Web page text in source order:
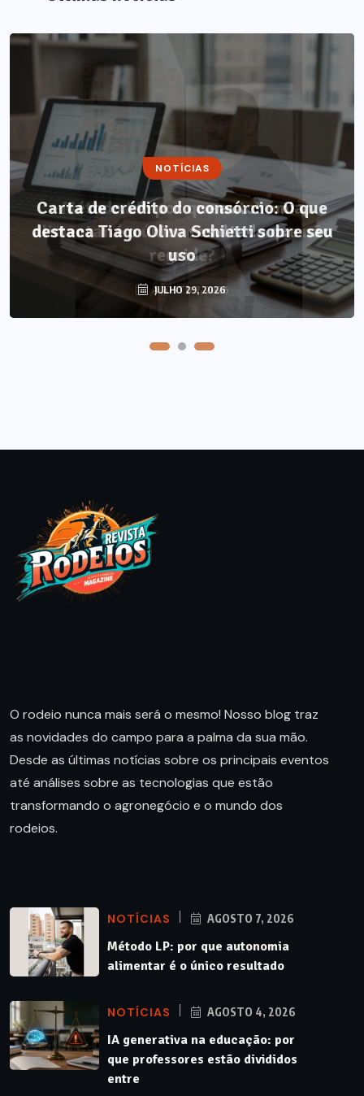
NOTÍCIAS
Carta de crédito do consórcio: O que
destaca Tiago Oliva Schietti sobre seu
uso
JULHO 29, 2026
NOTÍCIAS
Método LP: por que autonomia
alimentar é o único resultado que não
regride?
AGOSTO 7, 2026
O rodeio nunca mais será o mesmo! Nosso blog traz
as novidades do campo para a palma da sua mão.
Desde as últimas notícias sobre os principais eventos
até análises sobre as tecnologias que estão
transformando o agronegócio e o mundo dos
rodeios.
NOTÍCIAS AGOSTO 7, 2026
Método LP: por que autonomia
alimentar é o único resultado
NOTÍCIAS AGOSTO 4, 2026
IA generativa na educação: por
que professores estão divididos
entre